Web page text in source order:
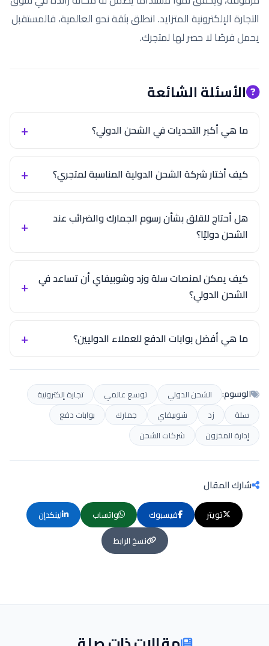
التجارة الإلكترونية المتزايد. انطلق بثقة نحو العالمية، فالمستقبل
يحمل فرصًا لا حصر لها لمتجرك.
الأسئلة الشائعة
ما هي أكبر التحديات في الشحن الدولي؟
كيف أختار شركة الشحن الدولية المناسبة لمتجري؟
هل أحتاج للقلق بشأن رسوم الجمارك والضرائب عند
الشحن دوليًا؟
كيف يمكن لمنصات سلة وزد وشوبيفاي أن تساعد في
الشحن الدولي؟
ما هي أفضل بوابات الدفع للعملاء الدوليين؟
الوسوم: الشحن الدولي توسع عالمي
تجارة إلكترونية
سلة
زد شوبيفاي جمارك
بوابات دفع
إدارة المخزون
شركات الشحن
شارك المقال
تويتر فيسبوك واتساب
لينكدإن
نسخ الرابط